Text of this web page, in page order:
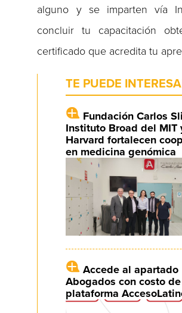
alguno y se imparten vía
concluir tu capacitación
certificado que acredita tu
TE PUEDE
Fundación Carlos
Instituto Broad del MIT
Harvard fortalecen
en medicina genómica
Accede al apartado
Abogados con costo
plataforma